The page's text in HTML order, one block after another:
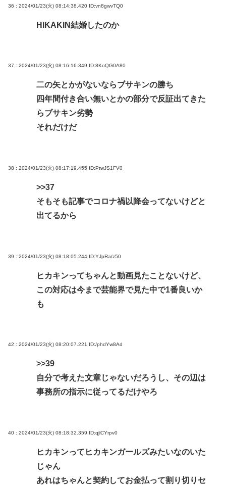
36 : 2024/01/23(火) 08:14:38.420 ID:vn8gwvTQ0
HIKAKIN結婚したのか
37 : 2024/01/23(火) 08:16:16.349 ID:8KoQG0A80
二の矢とかがないならブサキンの勝ち
四年間付き合い無いとかの部分で反証出てきた
らブサキン劣勢
それだけだ
38 : 2024/01/23(火) 08:17:19.455 ID:PtwJS1FV0
>>37
そもそも記事でコロナ禍以降会ってないけどと
出てるから
39 : 2024/01/23(火) 08:18:05.244 ID:YJpRa/z50
ヒカキンってちゃんと動画見たことないけど、
この対応は今まで芸能界で見た中で1番良いか
も
42 : 2024/01/23(火) 08:20:07.221 ID:/phdYw8Ad
>>39
自分で考えた文章じゃないだろうし、その辺は
事務所の指示に従ってるだけやろ
40 : 2024/01/23(火) 08:18:32.359 ID:qjlCYrpv0
ヒカキンってヒカキンガールズみたいなのいた
じゃん
あれはちゃんと契約してお金払って割り切りセ